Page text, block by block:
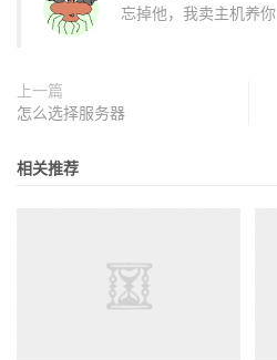
忘掉他，我卖主机养你
上一篇
怎么选择服务器
相关推荐